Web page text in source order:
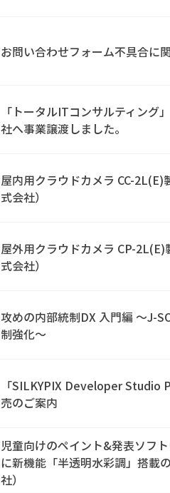
お問い合わせフォーム不具合に
「トータルITコンサルティング
社へ事業譲渡しました。
屋内用クラウドカメラ CC-
式会社）
屋外用クラウドカメラ CP-
式会社）
攻めの内部統制DX 入門編 ～J-
制強化～
「SILKYPIX Developer Studio
売のご案内
児童向けのペイント&発表ソフ
に新機能「半透明水彩調」搭載
社）